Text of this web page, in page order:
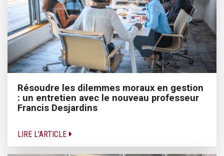
Résoudre les dilemmes moraux en gestion
: un entretien avec le nouveau professeur
Francis Desjardins
LIRE L'ARTICLE